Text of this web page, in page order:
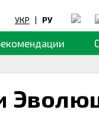
УКР | РУ